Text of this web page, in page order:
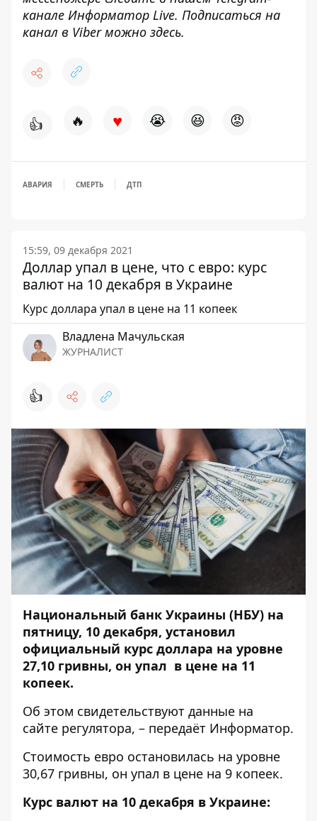
канале Информатор Live. Подписаться на
канал в Viber можно здесь.
👍 🔥 ♥ 😭 😆 😡
АВАРИЯ СМЕРТЬ ДТП
15:59, 09 декабря 2021
Доллар упал в цене, что с евро: курс
валют на 10 декабря в Украине
Курс доллара упал в цене на 11 копеек
Владлена Мачульская
ЖУРНАЛИСТ
👍
Национальный банк Украины (НБУ) на
пятницу, 10 декабря, установил
официальный курс доллара на уровне
27,10 гривны, он упал в цене на 11
копеек.
Об этом свидетельствуют данные на
сайте регулятора, – передаёт Информатор.
Стоимость евро остановилась на уровне
30,67 гривны, он упал в цене на 9 копеек.
Курс валют на 10 декабря в Украине: